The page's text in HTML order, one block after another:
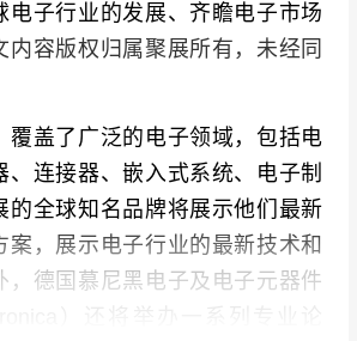
电子行业的发展、齐瞻电子市场
内容版权归属聚展所有，未经同
覆盖了广泛的电子领域，包括电
、连接器、嵌入式系统、电子制
的全球知名品牌将展示他们最新
案，展示电子行业的最新技术和
，德国慕尼黑电子及电子元器件